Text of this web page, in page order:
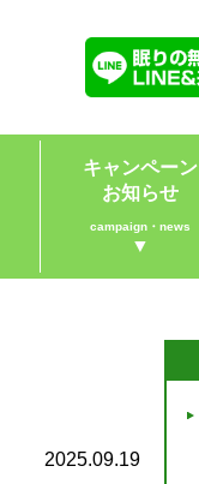
キャンペーン
お知らせ
campaign・news
▼
2025.09.19